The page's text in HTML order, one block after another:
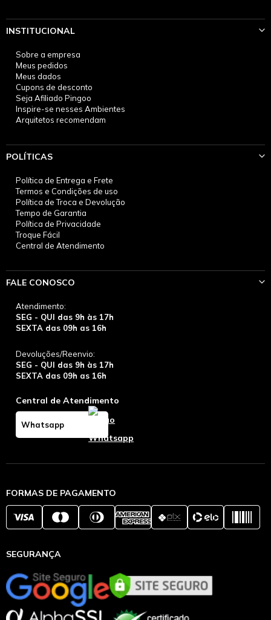
INSTITUCIONAL
Sobre a empresa
Meus pedidos
Meus dados
Cupons de desconto
Seja Afiliado Pingoo
Inspire-se nesses Ambientes
Arquitetos recomendam
POLÍTICAS
Política de Entrega e Frete
Termos e Condições de uso
Política de Troca e Devolução
Tempo de Garantia
Política de Privacidade
Troque Fácil
Central de Atendimento
FALE CONOSCO
Atendimento:
SEG - QUI das 9h às 17h
SEXTA das 09h as 16h
Devoluções/Reenvio:
SEG - QUI das 9h às 17h
SEXTA das 09h as 16h
Central de Atendimento
Whatsapp
FORMAS DE PAGAMENTO
SEGURANÇA